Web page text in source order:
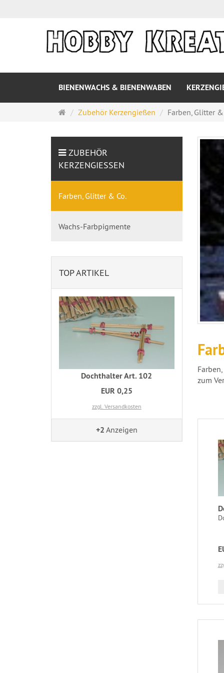
BIENENWACHS & BIENENWABEN
Startseite
Zubehör Kerzengießen Farben, Glitter &
zum
ZUBEHÖR
KERZENGIESSEN
Farben, Glitter & Co.
Wachs-Farbpigmente
TOP ARTIKEL
Dochthalter Art. 102
EUR 0,25
zzgl. Versandkosten
+2 Anzeigen